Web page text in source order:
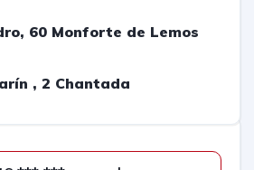
60 Monforte de Lemos
, 2 Chantada